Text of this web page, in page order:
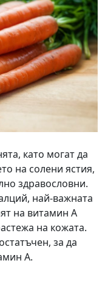
като могат да
на солени ястия,
здравословни.
най-важната
на витамин А
на кожата.
за да
А.